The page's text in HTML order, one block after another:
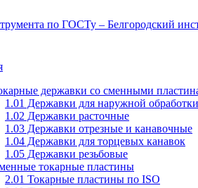
державки со сменными
1.01 Державки для наружной обработки
1.02 Державки расточные
1.03 Державки отрезные и канавочные
1.04 Державки для торцевых канавок
1.05 Державки резьбовые
токарные пластины
2.01 Токарные пластины по ISO